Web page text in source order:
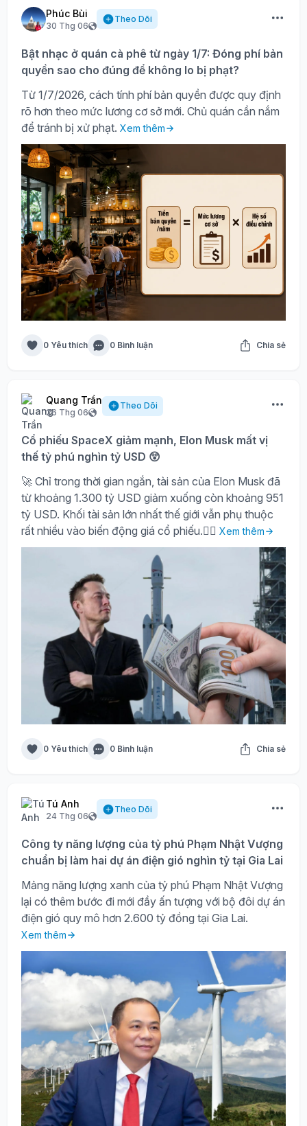
Phúc Bùi
30 Thg 06
Theo Dõi
Bật nhạc ở quán cà phê từ ngày 1/7: Đóng phí bản
quyền sao cho đúng để không lo bị phạt?
Từ 1/7/2026, cách tính phí bản quyền được quy định
rõ hơn theo mức lương cơ sở mới. Chủ quán cần nắm
để tránh bị xử phạt. Xem thêm
0 Yêu thích 0 Bình luận Chia sẻ
Quang Trần
26 Thg 06
Theo Dõi
Cổ phiếu SpaceX giảm mạnh, Elon Musk mất vị
thế tỷ phú nghìn tỷ USD 😲
🚀 Chỉ trong thời gian ngắn, tài sản của Elon Musk đã
từ khoảng 1.300 tỷ USD giảm xuống còn khoảng 951
tỷ USD. Khối tài sản lớn nhất thế giới vẫn phụ thuộc
rất nhiều vào biến động giá cổ phiếu.🤷‍♀️ Xem thêm
0 Yêu thích 0 Bình luận Chia sẻ
Tú Anh
24 Thg 06
Theo Dõi
Công ty năng lượng của tỷ phú Phạm Nhật Vượng
chuẩn bị làm hai dự án điện gió nghìn tỷ tại Gia Lai
Mảng năng lượng xanh của tỷ phú Phạm Nhật Vượng
lại có thêm bước đi mới đầy ấn tượng với bộ đôi dự án
điện gió quy mô hơn 2.600 tỷ đồng tại Gia Lai.
Xem thêm